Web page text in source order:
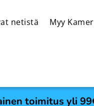
netistä Myy
toimitus yli